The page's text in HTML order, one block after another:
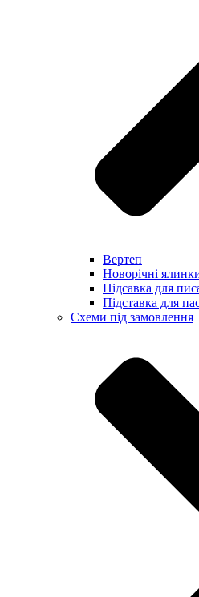
Вертеп
Новорічні
Підсавка для
Підставка для
Схеми під замовлення